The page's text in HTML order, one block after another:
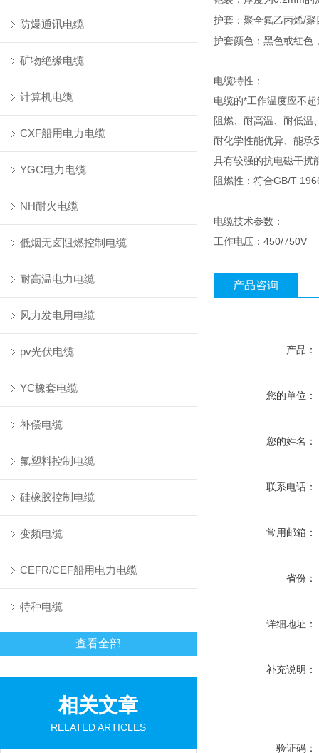
防爆通讯电缆
矿物绝缘电缆
计算机电缆
CXF船用电力电缆
YGC电力电缆
NH耐火电缆
低烟无卤阻燃控制电缆
耐高温电力电缆
风力发电用电缆
pv光伏电缆
YC橡套电缆
补偿电缆
氟塑料控制电缆
硅橡胶控制电缆
变频电缆
CEFR/CEF船用电力电缆
特种电缆
查看全部
相关文章
RELATED ARTICLES
护套：聚全氟乙丙烯/聚
护套颜色：黑色或红色
电缆特性：
电缆的*工作温度应不超
阻燃、耐高温、耐低温
耐化学性能优异、能承
具有较强的抗电磁干扰
阻燃性：符合GB/T
电缆技术参数：
工作电压：450/750V
产品咨询
产品：
您的单位：
您的姓名：
联系电话：
常用邮箱：
省份：
详细地址：
补充说明：
验证码：